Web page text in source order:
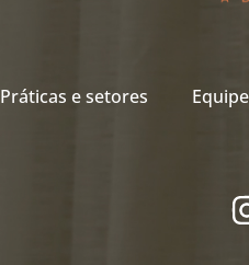
Práticas e setores Equipe